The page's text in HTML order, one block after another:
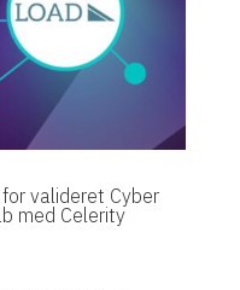
valideret Cyber
med Celerity